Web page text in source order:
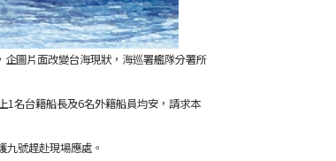
圖片面改變台海現狀，海巡署艦隊分署所
1名台籍船長及6名外籍船員均安，請求本
號趕赴現場應處。